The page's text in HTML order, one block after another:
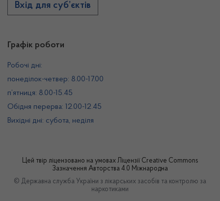
Графік роботи
Робочі дні:
понеділок-четвер: 8.00-17.00
п’ятниця: 8.00-15.45
Обідня перерва: 12.00-12.45
Вихідні дні: субота, неділя
Вхід для суб’єктів
Цей твір ліцензовано на умовах Ліцензії Creative Commons
Зазначення Авторства 4.0 Міжнародна
© Державна служба України з лікарських засобів та контролю за
наркотиками